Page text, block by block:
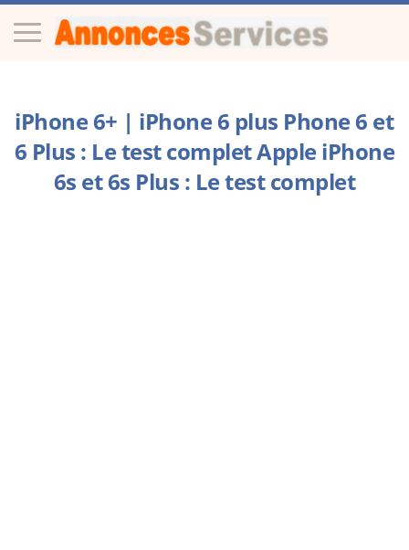
iPhone 6+ | iPhone 6 plus Phone 6 et
6 Plus : Le test complet Apple iPhone
6s et 6s Plus : Le test complet